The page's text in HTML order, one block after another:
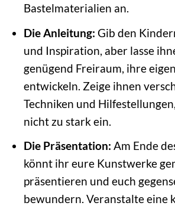
Bastelmaterialien an.
Die Anleitung: Gib den
und Inspiration, aber lasse
genügend Freiraum, ihre
entwickeln. Zeige ihnen
Techniken und
nicht zu stark ein.
Die Präsentation: Am Ende
könnt ihr eure Kunstwerke
präsentieren und euch
bewundern. Veranstalte eine